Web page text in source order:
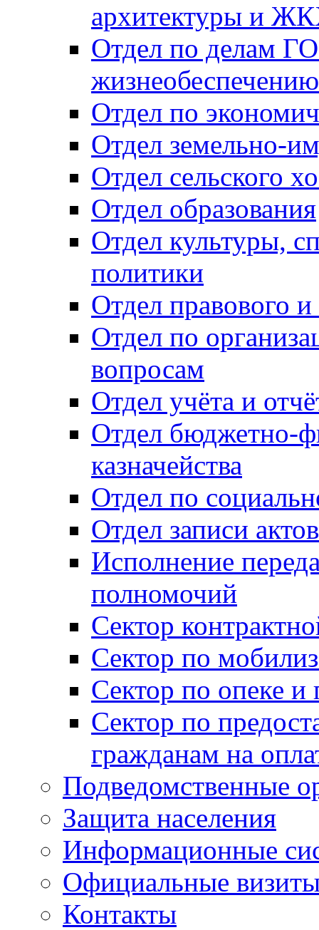
архитектуры и
Отдел по делам
Отдел по
Отдел земельно-
Отдел сельского
Отдел образования
Отдел культуры,
политики
Отдел правового
Отдел по
вопросам
Отдел учёта и
Отдел бюджетно-
казначейства
Отдел по
Отдел записи
Исполнение
полномочий
Сектор
Сектор по
Сектор по опеке и
Сектор по
гражданам на
Подведомственные
Защита населения
Информационные
Официальные
Контакты